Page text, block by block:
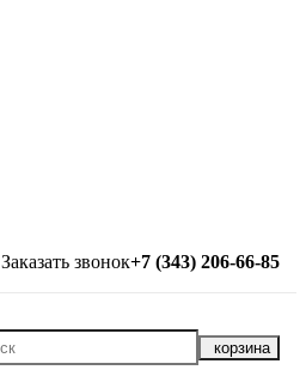
Заказать звонок+7 (343) 206-66-85
корзина